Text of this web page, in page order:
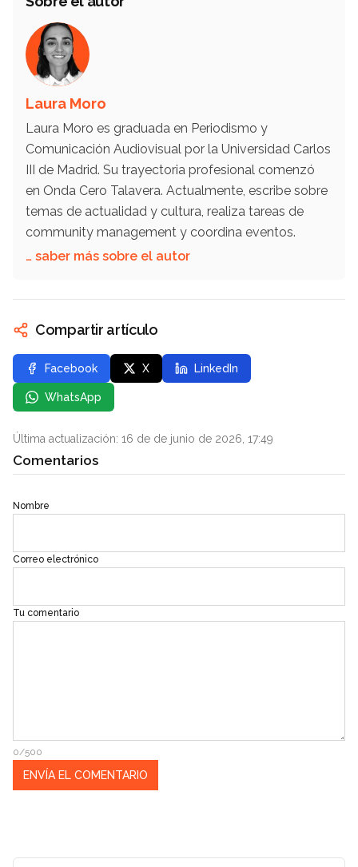
Laura Moro
Laura Moro es graduada en Periodismo y
Comunicación Audiovisual por la Universidad Carlos
III de Madrid. Su trayectoria profesional comenzó
en Onda Cero Talavera. Actualmente, escribe sobre
temas de actualidad y cultura, realiza tareas de
community management y coordina eventos.
… saber más sobre el autor
Compartir artículo
Facebook X LinkedIn
WhatsApp
Última actualización: 16 de de junio de 2026, 17:49
Comentarios
Nombre
Correo electrónico
Tu comentario
0/500